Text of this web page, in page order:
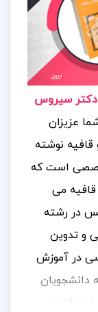
سیروس
عزیزان
نوشته
است که
می‌
در رشته
و تدوین
در آموزش
دانشجویان
فارسی